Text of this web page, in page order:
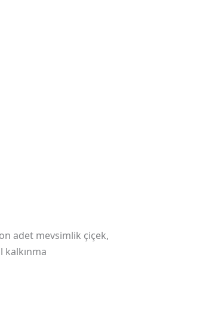
adet mevsimlik çiçek,
kalkınma